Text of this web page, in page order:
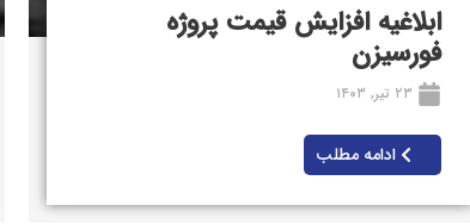
ابلاغیه افزایش قیمت پروژه
فورسیزن
ادامه مطلب